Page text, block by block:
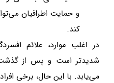
و حمایت اطرافیان
کند.
در اغلب موارد، علائم
می‌یابد. با این حال، برخی